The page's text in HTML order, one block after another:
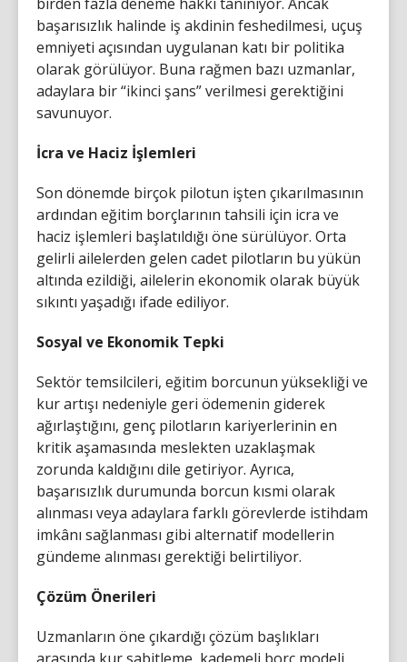
başarısızlık halinde iş akdinin feshedilmesi, uçuş
emniyeti açısından uygulanan katı bir politika
olarak görülüyor. Buna rağmen bazı uzmanlar,
adaylara bir “ikinci şans” verilmesi gerektiğini
savunuyor.
İcra ve Haciz İşlemleri
Son dönemde birçok pilotun işten çıkarılmasının
ardından eğitim borçlarının tahsili için icra ve
haciz işlemleri başlatıldığı öne sürülüyor. Orta
gelirli ailelerden gelen cadet pilotların bu yükün
altında ezildiği, ailelerin ekonomik olarak büyük
sıkıntı yaşadığı ifade ediliyor.
Sosyal ve Ekonomik Tepki
Sektör temsilcileri, eğitim borcunun yüksekliği ve
kur artışı nedeniyle geri ödemenin giderek
ağırlaştığını, genç pilotların kariyerlerinin en
kritik aşamasında meslekten uzaklaşmak
zorunda kaldığını dile getiriyor. Ayrıca,
başarısızlık durumunda borcun kısmi olarak
alınması veya adaylara farklı görevlerde istihdam
imkânı sağlanması gibi alternatif modellerin
gündeme alınması gerektiği belirtiliyor.
Çözüm Önerileri
Uzmanların öne çıkardığı çözüm başlıkları
arasında kur sabitleme, kademeli borç modeli,